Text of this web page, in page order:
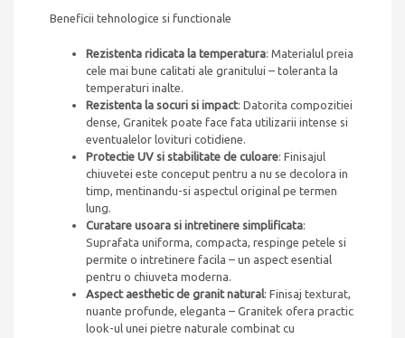
Beneficii tehnologice si functionale
Rezistenta ridicata la temperatura: Materialul preia
cele mai bune calitati ale granitului – toleranta la
temperaturi inalte.
Rezistenta la socuri si impact: Datorita compozitiei
dense, Granitek poate face fata utilizarii intense si
eventualelor lovituri cotidiene.
Protectie UV si stabilitate de culoare: Finisajul
chiuvetei este conceput pentru a nu se decolora in
timp, mentinandu-si aspectul original pe termen
lung.
Curatare usoara si intretinere simplificata:
Suprafata uniforma, compacta, respinge petele si
permite o intretinere facila – un aspect esential
pentru o chiuveta moderna.
Aspect aesthetic de granit natural: Finisaj texturat,
nuante profunde, eleganta – Granitek ofera practic
look-ul unei pietre naturale combinat cu